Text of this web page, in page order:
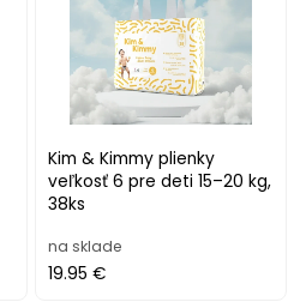
Kim & Kimmy plienky
veľkosť 6 pre deti 15–20 kg,
38ks
na sklade
19.95 €